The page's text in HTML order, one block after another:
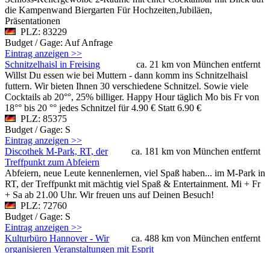
die Kampenwand Biergarten Für Hochzeiten,Jubiläen,
Präsentationen
PLZ: 83229
Budget / Gage: Auf Anfrage
Eintrag anzeigen >>
ca. 21 km von München entfernt
Schnitzelhaisl in Freising
Willst Du essen wie bei Muttern - dann komm ins Schnitzelhaisl
futtern. Wir bieten Ihnen 30 verschiedene Schnitzel. Sowie viele
Cocktails ab 20°°, 25% billiger. Happy Hour täglich Mo bis Fr von
18°° bis 20 °° jedes Schnitzel für 4.90 € Statt 6.90 €
PLZ: 85375
Budget / Gage: S
Eintrag anzeigen >>
ca. 181 km von München entfernt
Discothek M-Park, RT, der
Treffpunkt zum Abfeiern
Abfeiern, neue Leute kennenlernen, viel Spaß haben... im M-Park in
RT, der Treffpunkt mit mächtig viel Spaß & Entertainment. Mi + Fr
+ Sa ab 21.00 Uhr. Wir freuen uns auf Deinen Besuch!
PLZ: 72760
Budget / Gage: S
Eintrag anzeigen >>
ca. 488 km von München entfernt
Kulturbüro Hannover - Wir
organisieren Veranstaltungen mit Esprit